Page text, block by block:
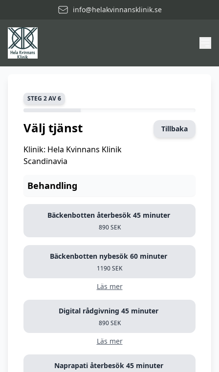
info@helakvinnansklinik.se
STEG 2 AV 6
Tillbaka
Välj tjänst
Klinik: Hela Kvinnans Klinik
Scandinavia
Behandling
Bäckenbotten återbesök 45 minuter
890 SEK
Bäckenbotten nybesök 60 minuter
1190 SEK
Läs mer
Digital rådgivning 45 minuter
890 SEK
Läs mer
Naprapati återbesök 45 minuter